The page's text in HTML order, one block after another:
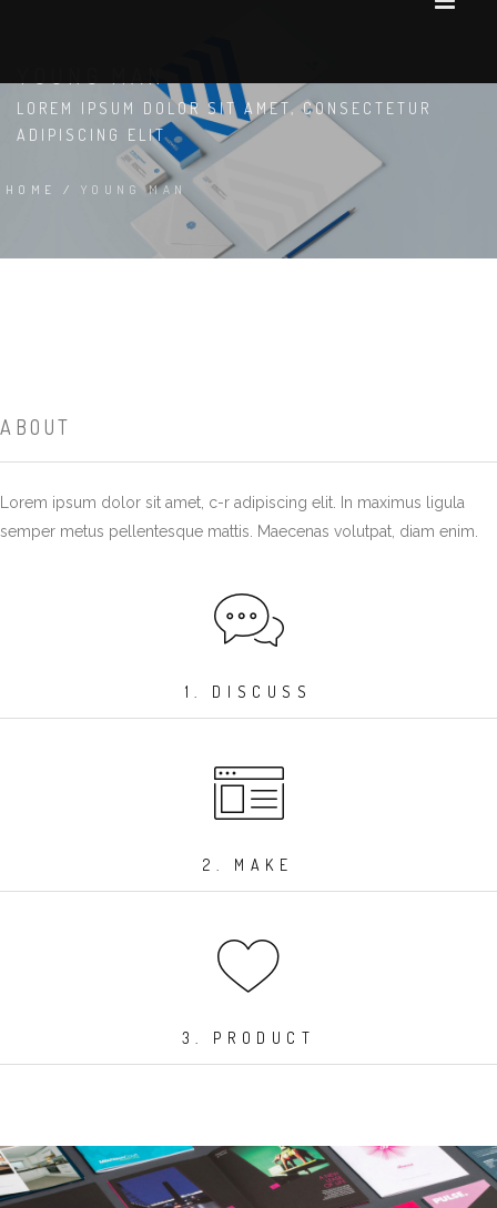
LOREM IPSUM DOLOR SIT AMET, CONSECTETUR
ADIPISCING ELIT
HOME / YOUNG MAN
ABOUT
Lorem ipsum dolor sit amet, c-r adipiscing elit. In maximus ligula
semper metus pellentesque mattis. Maecenas volutpat, diam enim.
1. DISCUSS
2. MAKE
3. PRODUCT